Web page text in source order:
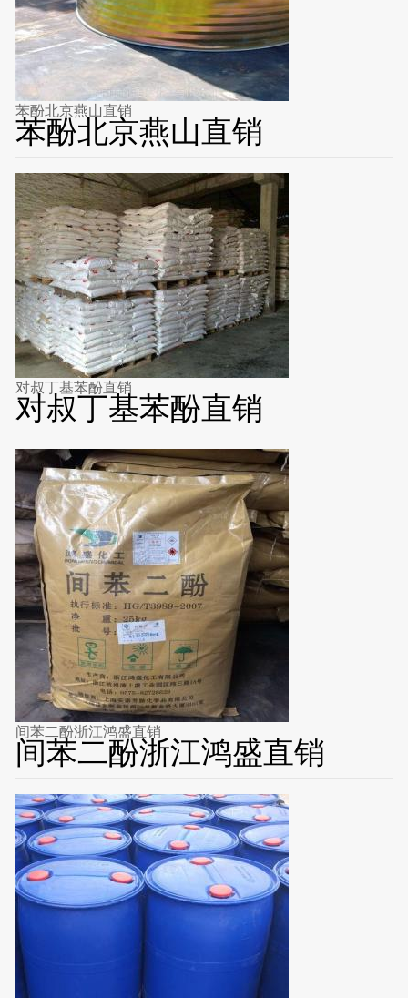
苯酚北京燕山直销
苯酚北京燕山直销
对叔丁基苯酚直销
对叔丁基苯酚直销
间苯二酚浙江鸿盛直销
间苯二酚浙江鸿盛直销